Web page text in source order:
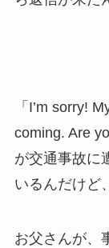
「I’m sorry!
coming. Are
が交通事故に
いるんだけど
お父さんが、